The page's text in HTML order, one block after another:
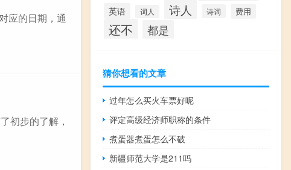
应的日期，通
初步的了解，
英语 词人 诗人 诗词 费用
还不 都是
猜你想看的文章
过年怎么买火车票好呢
评定高级经济师职称的条件
煮蛋器煮蛋怎么不破
新疆师范大学是211吗